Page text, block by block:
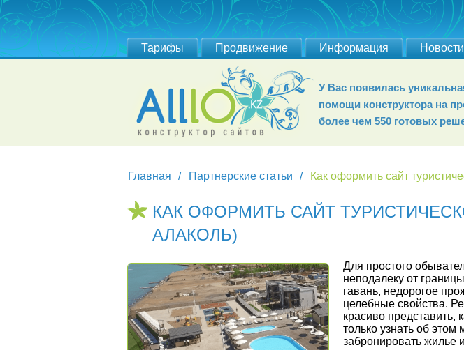
Тарифы Продвижение Информация Новости
У Вас появилась
помощи конструктора на
более чем 550 готовых
Главная Партнерские статьи Как оформить сайт
КАК ОФОРМИТЬ САЙТ
АЛАКОЛЬ)
Для простого
неподалеку от
гавань, недорогое
целебные свойства.
красиво представить,
только узнать об этом
забронировать жилье